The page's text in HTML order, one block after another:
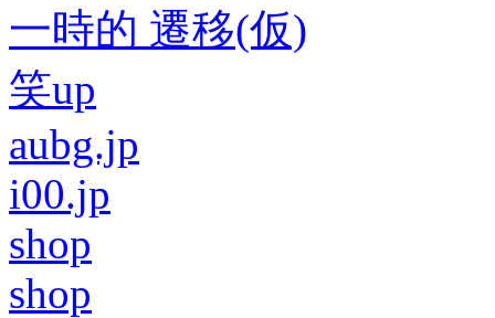
一時的 遷移(仮)
笑up
aubg.jp
i00.jp
shop
shop